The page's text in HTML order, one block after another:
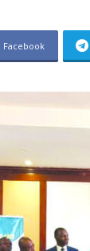
Facebook